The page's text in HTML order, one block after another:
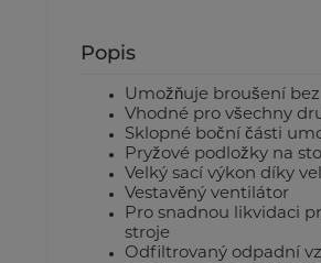
Popis
Umožňuje broušení
Vhodné pro všechny
Sklopné boční části
Pryžové podložky na
Velký sací výkon díky
Vestavěný ventilátor
Pro snadnou likvidaci
stroje
Odfiltrovaný odpadní